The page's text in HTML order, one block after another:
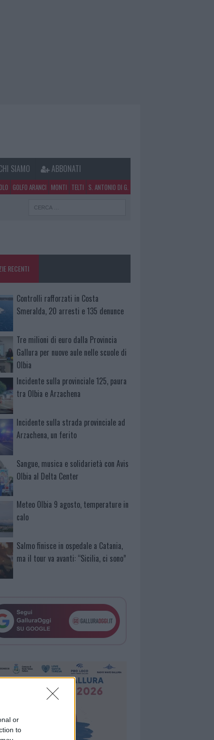
or
to
SIAMO ABBONATI
GOLFO ARANCI MONTI TELTI S. ANTONIO DI G.
RECENTI
Controlli rafforzati in Costa
Smeralda, 20 arresti e 135 denunce
Tre milioni di euro dalla Provincia
Gallura per nuove aule nelle scuole di
Olbia
Incidente sulla provinciale 125, paura
tra Olbia e Arzachena
Incidente sulla strada provinciale ad
Arzachena, un ferito
Sangue, musica e solidarietà con Avis
Olbia al Delta Center
Meteo Olbia 9 agosto, temperature in
calo
Salmo finisce in ospedale a Catania,
ma il tour va avanti: “Sicilia, ci sono”